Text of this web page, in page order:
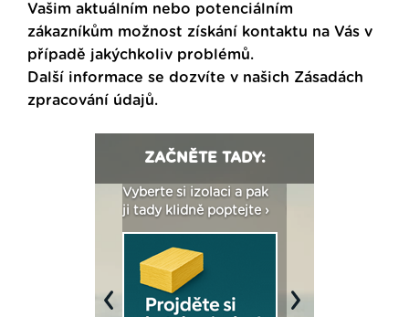
Vašim aktuálním nebo potenciálním
zákazníkům možnost získání kontaktu na Vás v
případě jakýchkoliv problémů.
Další informace se dozvíte v našich Zásadách
zpracování údajů.
ZAČNĚTE TADY:
Vyberte si izolaci a pak
ji tady klidně poptejte ›
Previous Next